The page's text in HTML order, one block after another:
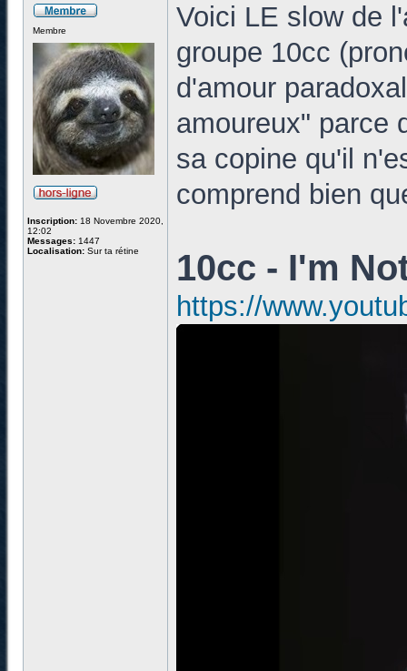
Membre
Inscription: 18 Novembre 2020,
12:02
Messages: 1447
Localisation: Sur ta rétine
Voici LE slow de
groupe 10cc
d'amour
amoureux" parce
sa copine qu'il
comprend bien
10cc - I'm
https://